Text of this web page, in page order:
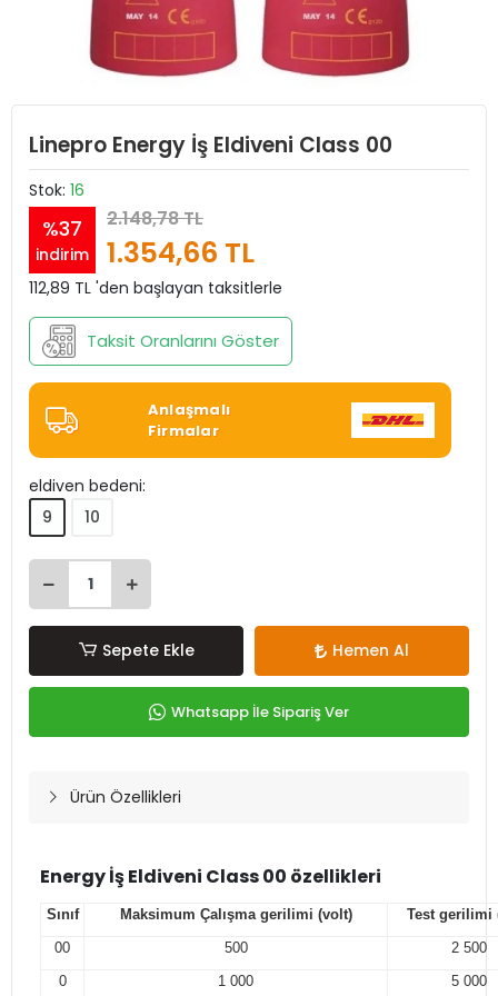
Linepro Energy İş Eldiveni Class 00
Stok: 16
%37
indirim
2.148,78 TL
1.354,66 TL
112,89 TL 'den başlayan taksitlerle
Taksit Oranlarını Göster
Anlaşmalı
Firmalar
eldiven bedeni:
9
10
Sepete Ekle Hemen Al
Whatsapp İle Sipariş Ver
Ürün Özellikleri
Energyİş Eldiveni Class 00 özellikleri
Sınıf Maksimum Çalışma gerilimi (volt)
Test gerilimi
00
500
2 500
0
1 000 5 000